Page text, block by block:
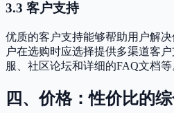
3.3 客户支持
优质的客户支持能够帮助用户解
户在选购时应选择提供多渠道客
服、社区论坛和详细的FAQ文档等
四、价格：性价比的